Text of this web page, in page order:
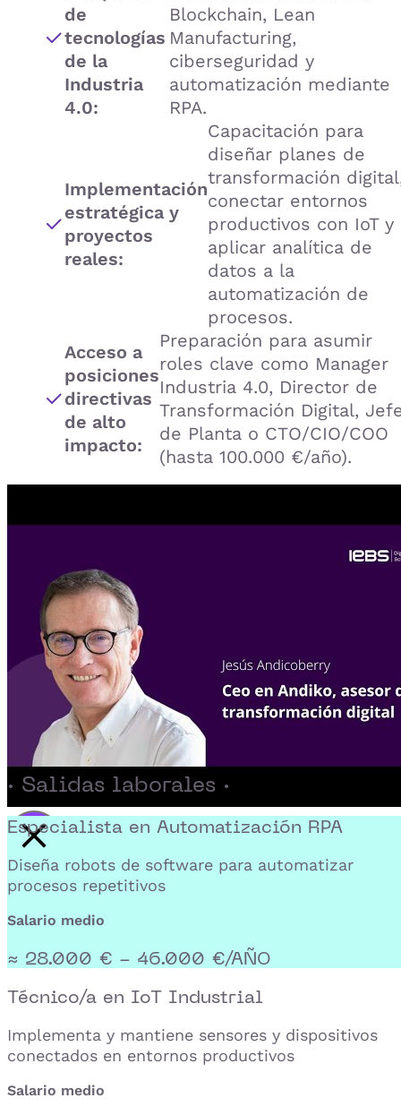
de
tecnologías
de la
Industria
4.0:
Blockchain, Lean
Manufacturing,
ciberseguridad y
automatización mediante
RPA.
Implementación
estratégica y
proyectos
reales:
Capacitación para
diseñar planes de
transformación
conectar entornos
productivos con IoT y
aplicar analítica de
datos a la
automatización de
procesos.
Acceso a
posiciones
directivas
de alto
impacto:
Preparación para asumir
roles clave como Manager
Industria 4.0, Director de
Transformación Digital,
de Planta o CTO/CIO/COO
(hasta 100.000 €/año).
Activar reproducción del video
· Salidas laborales ·
Especialista en Automatización RPA
Diseña robots de software para automatizar
procesos repetitivos
Salario medio
≈ 28.000 € - 46.000 €/AÑO
Técnico/a en IoT Industrial
Implementa y mantiene sensores y dispositivos
conectados en entornos productivos
Salario medio